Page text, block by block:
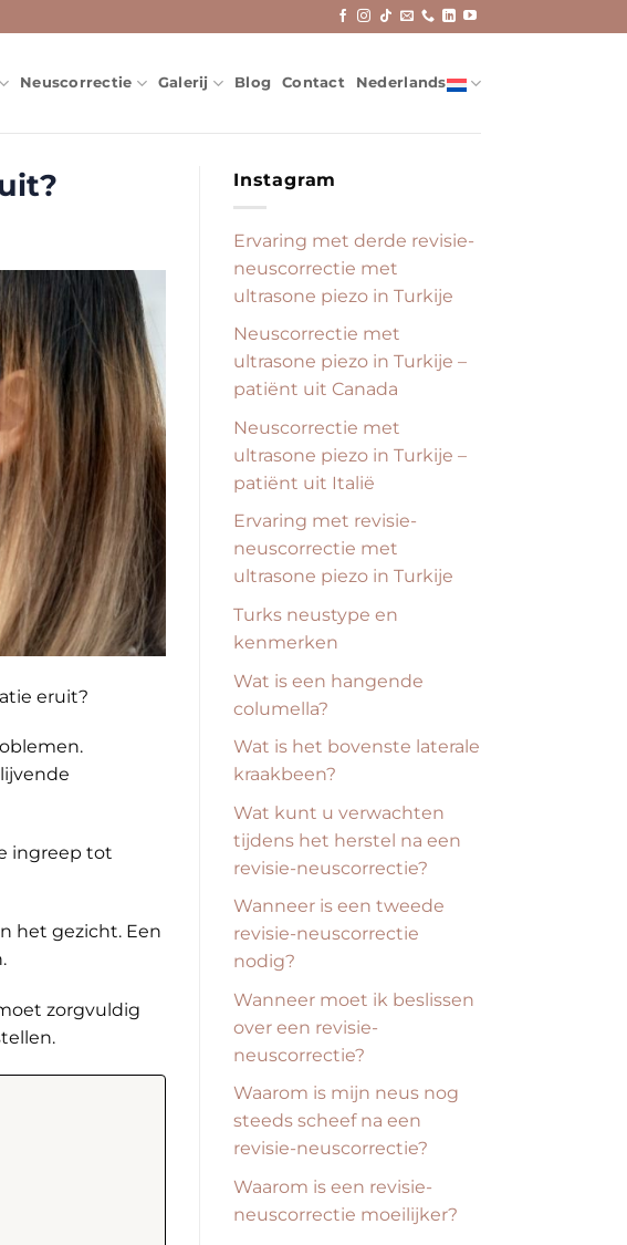
Neuscorrectie Galerij Blog Contact Nederlands
eruit?
ingreep tot
het gezicht. Een
zorgvuldig
Instagram
Ervaring met derde revisie-
neuscorrectie met
ultrasone piezo in Turkije
Neuscorrectie met
ultrasone piezo in Turkije –
patiënt uit Canada
Neuscorrectie met
ultrasone piezo in Turkije –
patiënt uit Italië
Ervaring met revisie-
neuscorrectie met
ultrasone piezo in Turkije
Turks neustype en
kenmerken
Wat is een hangende
columella?
Wat is het bovenste laterale
kraakbeen?
Wat kunt u verwachten
tijdens het herstel na een
revisie-neuscorrectie?
Wanneer is een tweede
revisie-neuscorrectie
nodig?
Wanneer moet ik beslissen
over een revisie-
neuscorrectie?
Waarom is mijn neus nog
steeds scheef na een
revisie-neuscorrectie?
Waarom is een revisie-
neuscorrectie moeilijker?